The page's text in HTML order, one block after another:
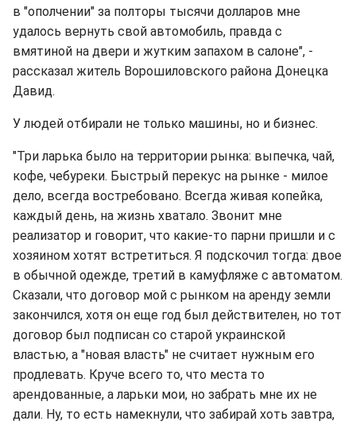
в "ополчении" за полторы тысячи долларов мне
удалось вернуть свой автомобиль, правда с
вмятиной на двери и жутким запахом в салоне", -
рассказал житель Ворошиловского района Донецка
Давид.
У людей отбирали не только машины, но и бизнес.
"Три ларька было на территории рынка: выпечка, чай,
кофе, чебуреки. Быстрый перекус на рынке - милое
дело, всегда востребовано. Всегда живая копейка,
каждый день, на жизнь хватало. Звонит мне
реализатор и говорит, что какие-то парни пришли и с
хозяином хотят встретиться. Я подскочил тогда: двое
в обычной одежде, третий в камуфляже с автоматом.
Сказали, что договор мой с рынком на аренду земли
закончился, хотя он еще год был действителен, но тот
договор был подписан со старой украинской
властью, а "новая власть" не считает нужным его
продлевать. Круче всего то, что места то
арендованные, а ларьки мои, но забрать мне их не
дали. Ну, то есть намекнули, что забирай хоть завтра,